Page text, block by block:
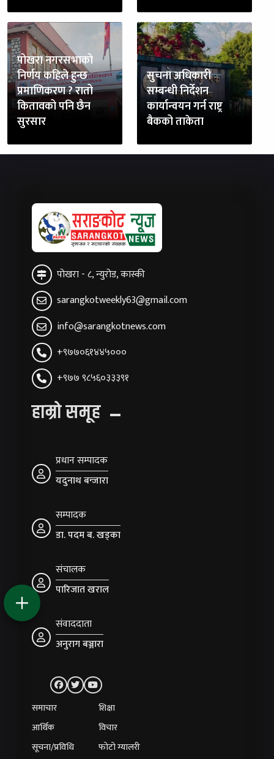
पोखरा नगरसभाको
निर्णय कहिले हुन्छ
प्रमाणिकरण ? रातो
कितावको पनि छैन
सुरसार
सुचना अधिकारी
सम्बन्धी निर्देशन
कार्यान्वयन गर्न राष्ट्र
बैकको ताकेता
पोखरा - ८, न्युरोड, कास्की
sarangkotweekly63@gmail.com
info@sarangkotnews.com
+९७७०६१४४५०००
+९७७ ९८५६०३३३९१
हाम्रो समूह
प्रधान सम्पादक
यदुनाथ बन्जारा
सम्पादक
डा. पदम ब. खड्का
संचालक
पारिजात खराल
संवाददाता
अनुराग बञ्जारा
समाचार
शिक्षा
आर्थिक
विचार
सूचना/प्रविधि
फोटो ग्यालरी